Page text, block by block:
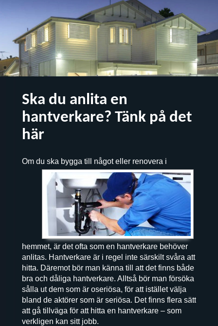
Ska du anlita en
hantverkare? Tänk på det
här
Om du ska bygga till något ellerrenovera i
hemmet, är det ofta som en hantverkare behöver
anlitas. Hantverkare är i regel inte särskilt svåra att
hitta. Däremot bör man känna till att det finns både
bra och dåliga hantverkare. Alltså bör man försöka
sålla ut dem som är oseriösa, för att istället välja
bland de aktörer som är seriösa. Det finns flera sätt
att gå tillväga för att hitta en hantverkare – som
verkligen kan sitt jobb.